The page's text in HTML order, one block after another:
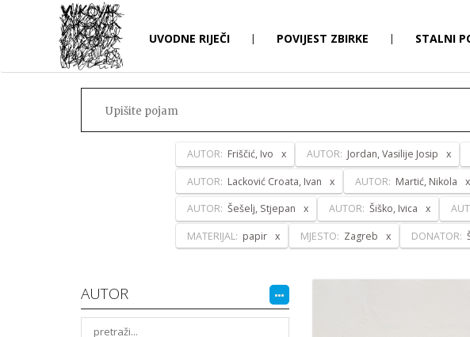
UVODNE RIJEČI | POVIJEST ZBIRKE | STALNI
AUTOR: Friščić, Ivo AUTOR: Jordan, Vasilije Josip
AUTOR: Lacković Croata, Ivan AUTOR: Martić, Nikola
AUTOR: Šešelj, Stjepan AUTOR: Šiško, Ivica
MATERIJAL: papir MJESTO: Zagreb DONATOR:
AUTOR